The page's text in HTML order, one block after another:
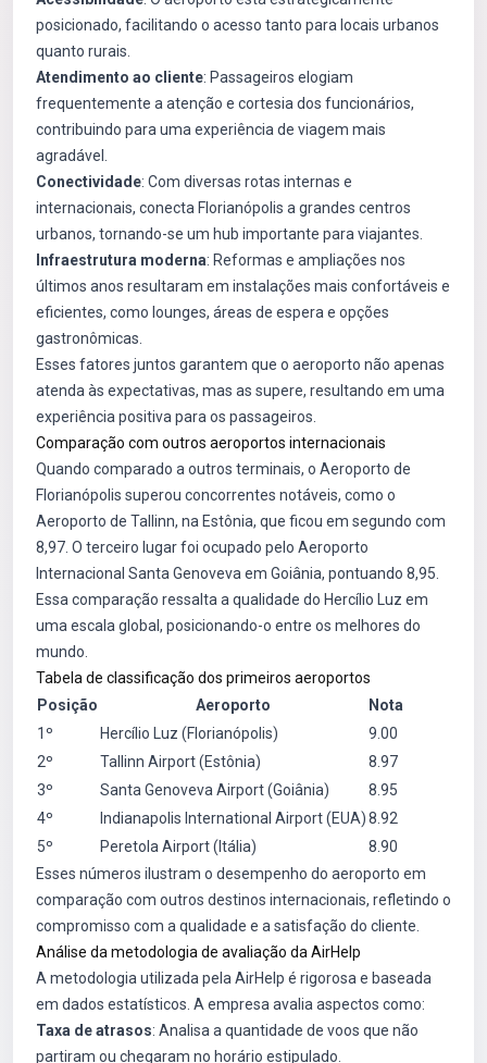
posicionado, facilitando o acesso tanto para locais urbanos
quanto rurais.
Atendimento ao cliente: Passageiros elogiam
frequentemente a atenção e cortesia dos funcionários,
contribuindo para uma experiência de viagem mais
agradável.
Conectividade: Com diversas rotas internas e
internacionais, conecta Florianópolis a grandes centros
urbanos, tornando-se um hub importante para viajantes.
Infraestrutura moderna: Reformas e ampliações nos
últimos anos resultaram em instalações mais confortáveis e
eficientes, como lounges, áreas de espera e opções
gastronômicas.
Esses fatores juntos garantem que o aeroporto não apenas
atenda às expectativas, mas as supere, resultando em uma
experiência positiva para os passageiros.
Comparação com outros aeroportos internacionais
Quando comparado a outros terminais, o Aeroporto de
Florianópolis superou concorrentes notáveis, como o
Aeroporto de Tallinn, na Estônia, que ficou em segundo com
8,97. O terceiro lugar foi ocupado pelo Aeroporto
Internacional Santa Genoveva em Goiânia, pontuando 8,95.
Essa comparação ressalta a qualidade do Hercílio Luz em
uma escala global, posicionando-o entre os melhores do
mundo.
Tabela de classificação dos primeiros aeroportos
Posição
Aeroporto
Nota
1º
Hercílio Luz (Florianópolis)
9.00
2º
Tallinn Airport (Estônia)
8.97
3º
Santa Genoveva Airport (Goiânia)
8.95
4º
Indianapolis International Airport (EUA)8.92
5º
Peretola Airport (Itália)
8.90
Esses números ilustram o desempenho do aeroporto em
comparação com outros destinos internacionais, refletindo o
compromisso com a qualidade e a satisfação do cliente.
Análise da metodologia de avaliação da AirHelp
A metodologia utilizada pela AirHelp é rigorosa e baseada
em dados estatísticos. A empresa avalia aspectos como:
Taxa de atrasos: Analisa a quantidade de voos que não
partiram ou chegaram no horário estipulado.